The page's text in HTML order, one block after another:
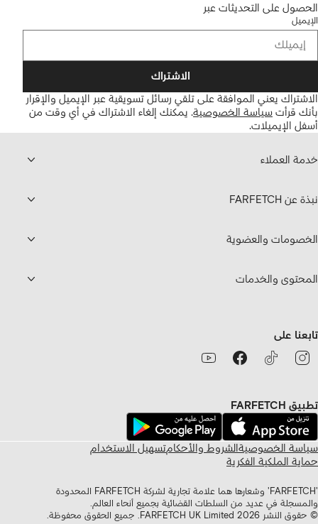
الحصول على التحديثات عبر
الإيميل
الاشتراك
الاشتراك يعني الموافقة على تلقي رسائل تسويقية عبر الإيميل والإقرار
بأنك قرأت سياسة الخصوصية. يمكنك إلغاء الاشتراك في أي وقت من
أسفل الإيميلات.
خدمة العملاء
نبذة عن FARFETCH
الخصومات والعضوية
المحتوى والخدمات
تابعنا على
تطبيق FARFETCH
سياسة الخصوصيةالشروط والأحكامتسهيل الاستخدام
حماية الملكية الفكرية
'FARFETCH' وشعارها هما علامة تجارية لشركة FARFETCH المحدودة
والمسجلة في عديد من السلطات القضائية بجميع أنحاء العالم.
© حقوق النشر 2026